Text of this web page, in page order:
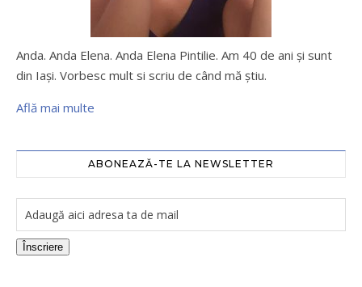
Anda. Anda Elena. Anda Elena Pintilie. Am 40 de ani şi sunt
din Iaşi. Vorbesc mult si scriu de când mă ştiu.
Află mai multe
ABONEAZĂ-TE LA NEWSLETTER
Înscriere